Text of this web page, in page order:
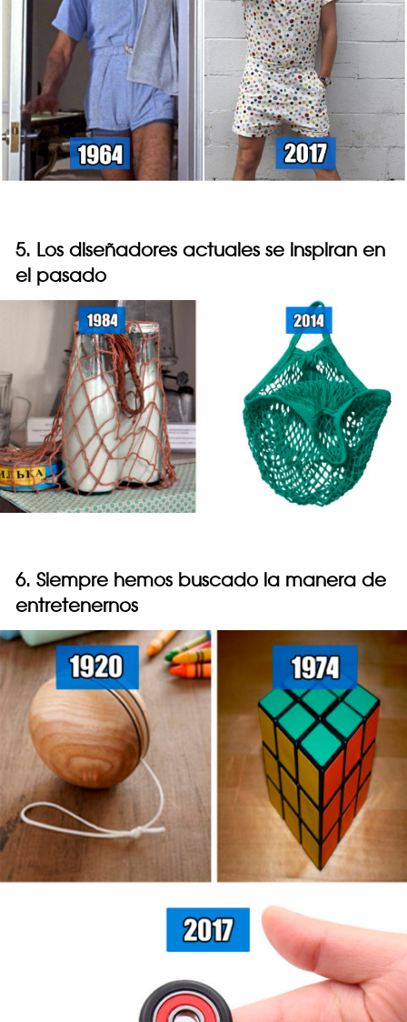
5. Los diseñadores actuales se inspiran en
el pasado
6. Siempre hemos buscado la manera de
entretenernos